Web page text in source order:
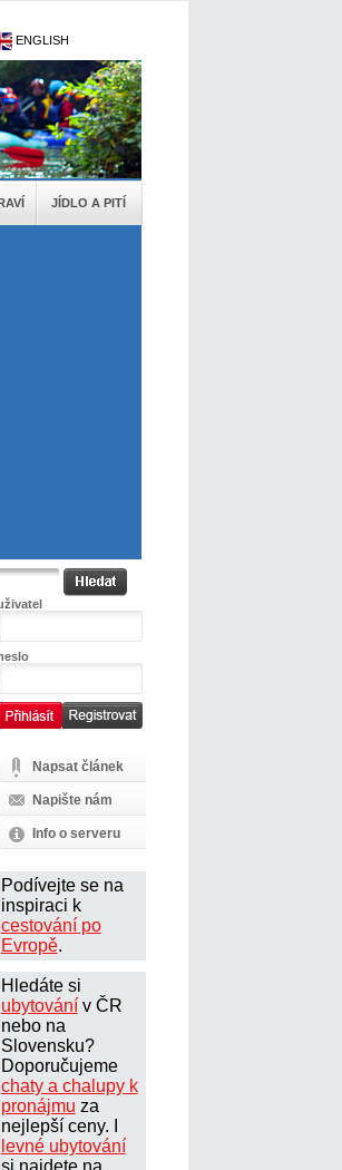
ENGLISH
JÍDLO A PITÍ
Napsat článek
Napište nám
Info o serveru
Podívejte se na
inspiraci k
cestování po
Evropě.
Hledáte si
ubytovánív ČR
nebo na
Slovensku?
Doporučujeme
chaty a chalupy k
pronájmu za
nejlepší ceny. I
levné ubytování
si najdete na